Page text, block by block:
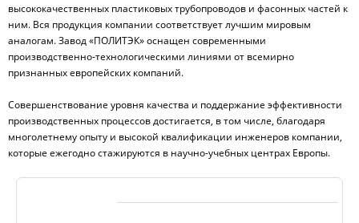
высококачественных пластиковых трубопроводов и фасонных частей к
ним. Вся продукция компании соответствует лучшим мировым
аналогам. Завод «ПОЛИТЭК» оснащен современными
производственно-технологическими линиями от всемирно
признанных европейских компаний.
Совершенствование уровня качества и поддержание эффективности
производственных процессов достигается, в том числе, благодаря
многолетнему опыту и высокой квалификации инженеров компании,
которые ежегодно стажируются в научно-учебных центрах Европы.